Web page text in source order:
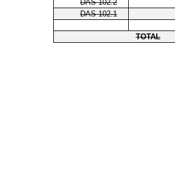
DAS 102.2
DAS 102.1
TOTAL